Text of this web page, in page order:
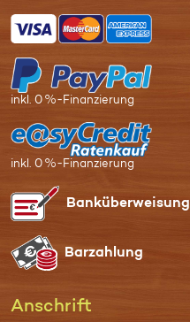
inkl. 0 %-Finanzierung
inkl. 0 %-Finanzierung
Bank­überweisung
Bar­zahlung
Anschrift